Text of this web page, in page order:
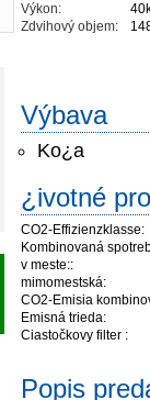
Výkon:
Zdvihový objem:
Výbava
Ko¿a
¿ivotné
CO2-Effizienzklasse:
Kombinovaná
v meste::
mimomestská:
CO2-Emisia
Emisná trieda:
Ciastočkovy filter :
Popis